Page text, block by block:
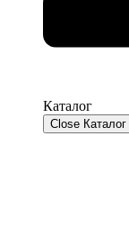
Каталог
Close Каталог